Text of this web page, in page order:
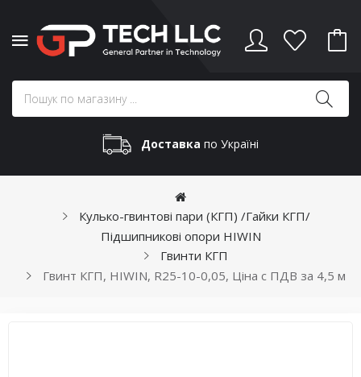
Доставка по Україні
Кулько-гвинтові пари (КГП) /Гайки КГП/
Підшипникові опори HIWIN
Гвинти КГП
Гвинт КГП, HIWIN, R25-10-0,05, Ціна с ПДВ за 4,5 м